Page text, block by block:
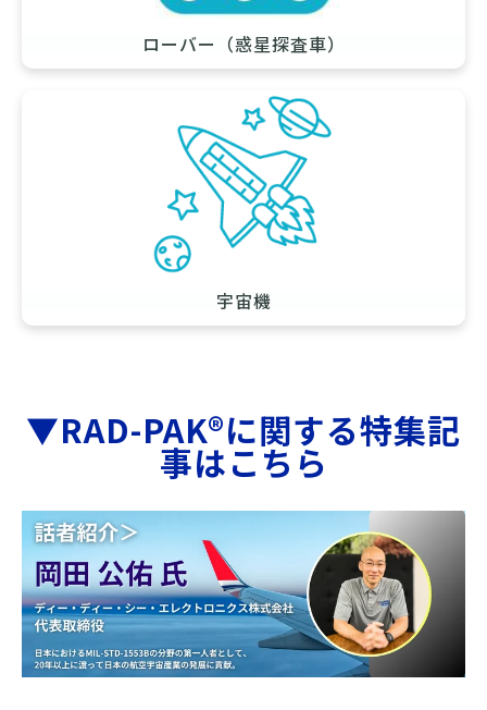
ローバー（惑星探査車）
宇宙機
▼RAD-PAK®に関する特集記
事はこちら